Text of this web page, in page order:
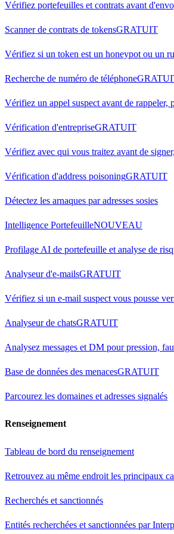
Vérifiez portefeuilles et contrats avant
Scanner de contrats de tokensGRATUIT
Vérifiez si un token est un honeypot ou un
Recherche de numéro de téléphone
Vérifiez un appel suspect avant de rappeler,
Vérification d'entrepriseGRATUIT
Vérifiez avec qui vous traitez avant de
Vérification d'address poisoningGRATUIT
Détectez les arnaques par adresses sosies
Intelligence PortefeuilleNOUVEAU
Profilage AI de portefeuille et analyse de
Analyseur d'e-mailsGRATUIT
Vérifiez si un e-mail suspect vous pousse
Analyseur de chatsGRATUIT
Analysez messages et DM pour pression,
Base de données des menacesGRATUIT
Parcourez les domaines et adresses signalés
Renseignement
Tableau de bord du renseignement
Retrouvez au même endroit les principaux
Recherchés et sanctionnés
Entités recherchées et sanctionnées par